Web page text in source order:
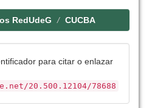
RedUdeG CUCBA
para citar o enlazar
20.500.12104/78688